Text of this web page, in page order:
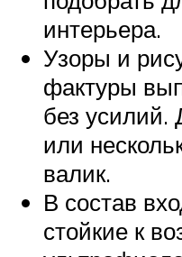
интерьера.
Узоры и
фактуры
без усилий.
или
валик.
В состав
стойкие к